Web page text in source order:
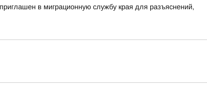
в миграционную службу края для разъяснений,